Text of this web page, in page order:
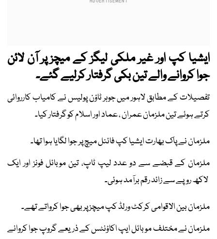
ایشیا کپ اور غیر ملکی لیگز کے میچز پر آن لائن
جوا کروانے والے تین بکی گرفتار کرلیے گئے۔
تفصیلات کے مطابق لاہور میں جوہر ٹاؤن پولیس نے کامیاب کارروائی
کرتے ہوئے تین ملزمان عمران ، عماد اور اسلام کو گرفتار کیا۔
ملزمان نے پاک بھارت ایشیا کپ فائنل میچ پر جوا لگایا ہوا تھا۔
ملزمان کے قبضے سے دو عدد لیپ ٹاپ، تین موبائل فونز اور ایک
لاکھ روپے سے زائد رقم برآمد ہوئی۔
ملزمان بین الاقوامی کرکٹ ورلڈ کپ میچز پر بھی جوا کرواتے تھے۔
ملزمان نے مختلف موبائل ایپ اکاؤنٹس کے ذریعے گروپ جوا کروانے